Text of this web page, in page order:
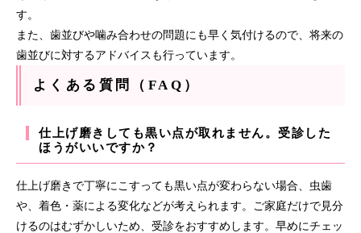
す。
また、歯並びや噛み合わせの問題にも早く気付けるので、将来の
歯並びに対するアドバイスも行っています。
よくある質問（FAQ）
仕上げ磨きしても黒い点が取れません。受診した
ほうがいいですか？
仕上げ磨きで丁寧にこすっても黒い点が変わらない場合、虫歯
や、着色・薬による変化などが考えられます。ご家庭だけで見分
けるのはむずかしいため、受診をおすすめします。早めにチェッ